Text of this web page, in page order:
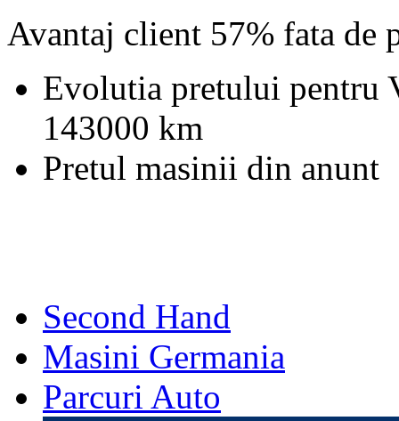
Avantaj client 57% fata de
Evolutia pretului pentru
143000 km
Pretul masinii din anunt
Second Hand
Masini Germania
Parcuri Auto